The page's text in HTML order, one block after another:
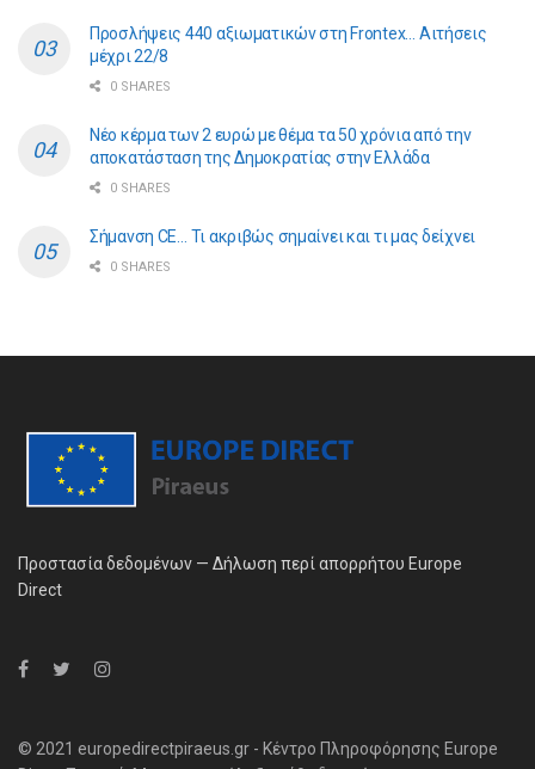
Προσλήψεις 440 αξιωματικών στη Frontex… Αιτήσεις
μέχρι 22/8
0 SHARES
Νέο κέρμα των 2 ευρώ με θέμα τα 50 χρόνια από την
αποκατάσταση της Δημοκρατίας στην Ελλάδα
0 SHARES
Σήμανση CE… Τι ακριβώς σημαίνει και τι μας δείχνει
0 SHARES
Προστασία δεδομένων — Δήλωση περί απορρήτου Europe
Direct
© 2021 europedirectpiraeus.gr - Κέντρο Πληροφόρησης Europe